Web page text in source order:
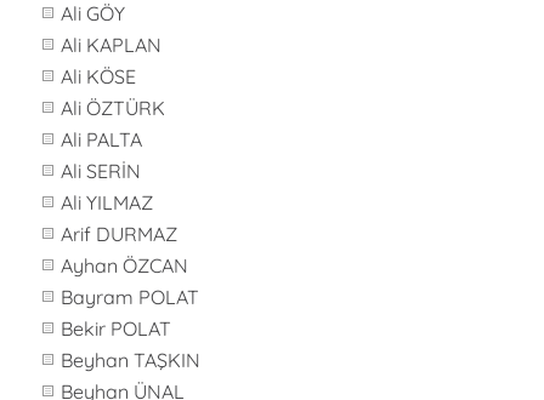
Ali GÖY
Ali KAPLAN
Ali KÖSE
Ali ÖZTÜRK
Ali PALTA
Ali SERİN
Ali YILMAZ
Arif DURMAZ
Ayhan ÖZCAN
Bayram POLAT
Bekir POLAT
Beyhan TAŞKIN
Beyhan ÜNAL